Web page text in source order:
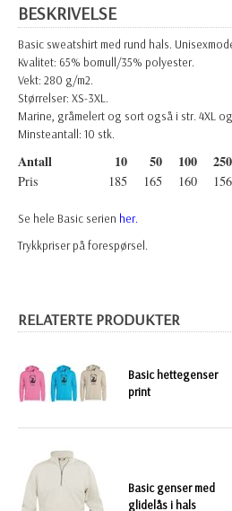
BESKRIVELSE
Basic sweatshirt med rund hals.
Kvalitet: 65% bomull/35% polyester.
Vekt: 280 g/m2.
Størrelser: XS-3XL.
Marine, gråmelert og sort også i str. 4XL og
Minsteantall: 10 stk.
Antall 10 50 100 250
Pris 185 165 160 156
Se hele Basic serien her.
Trykkpriser på forespørsel.
RELATERTE PRODUKTER
Basic hettegenser
print
Basic genser med
glidelås i hals